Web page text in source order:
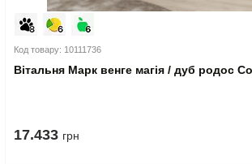
Код товару: 10111736
Вітальня Марк венге магія / дуб родос
17.433 грн